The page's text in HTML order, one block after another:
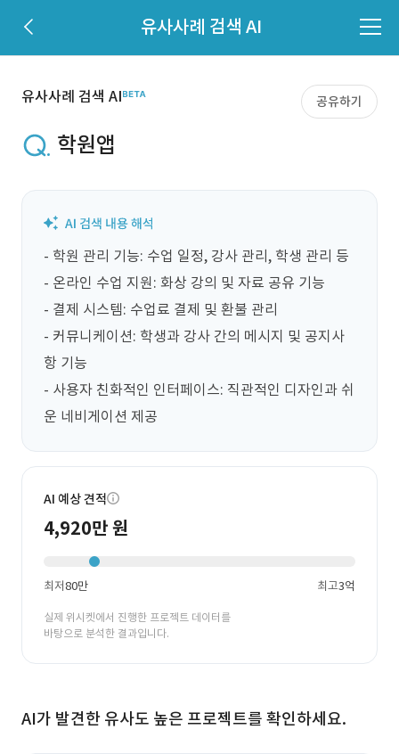
유사사례 검색 AI
유사사례 검색 AI 공유하기
학원앱
- 학원 관리 기능: 수업 일정, 강사 관리, 학생 관리 등
- 온라인 수업 지원: 화상 강의 및 자료 공유 기능
- 결제 시스템: 수업료 결제 및 환불 관리
- 커뮤니케이션: 학생과 강사 간의 메시지 및 공지사
항 기능
- 사용자 친화적인 인터페이스: 직관적인 디자인과 쉬
운 네비게이션 제공
AI 예상 견적
4,920만 원
최저80만 최고3억
실제 위시켓에서 진행한 프로젝트 데이터를
바탕으로 분석한 결과입니다.
AI가 발견한 유사도 높은 프로젝트를 확인하세요.